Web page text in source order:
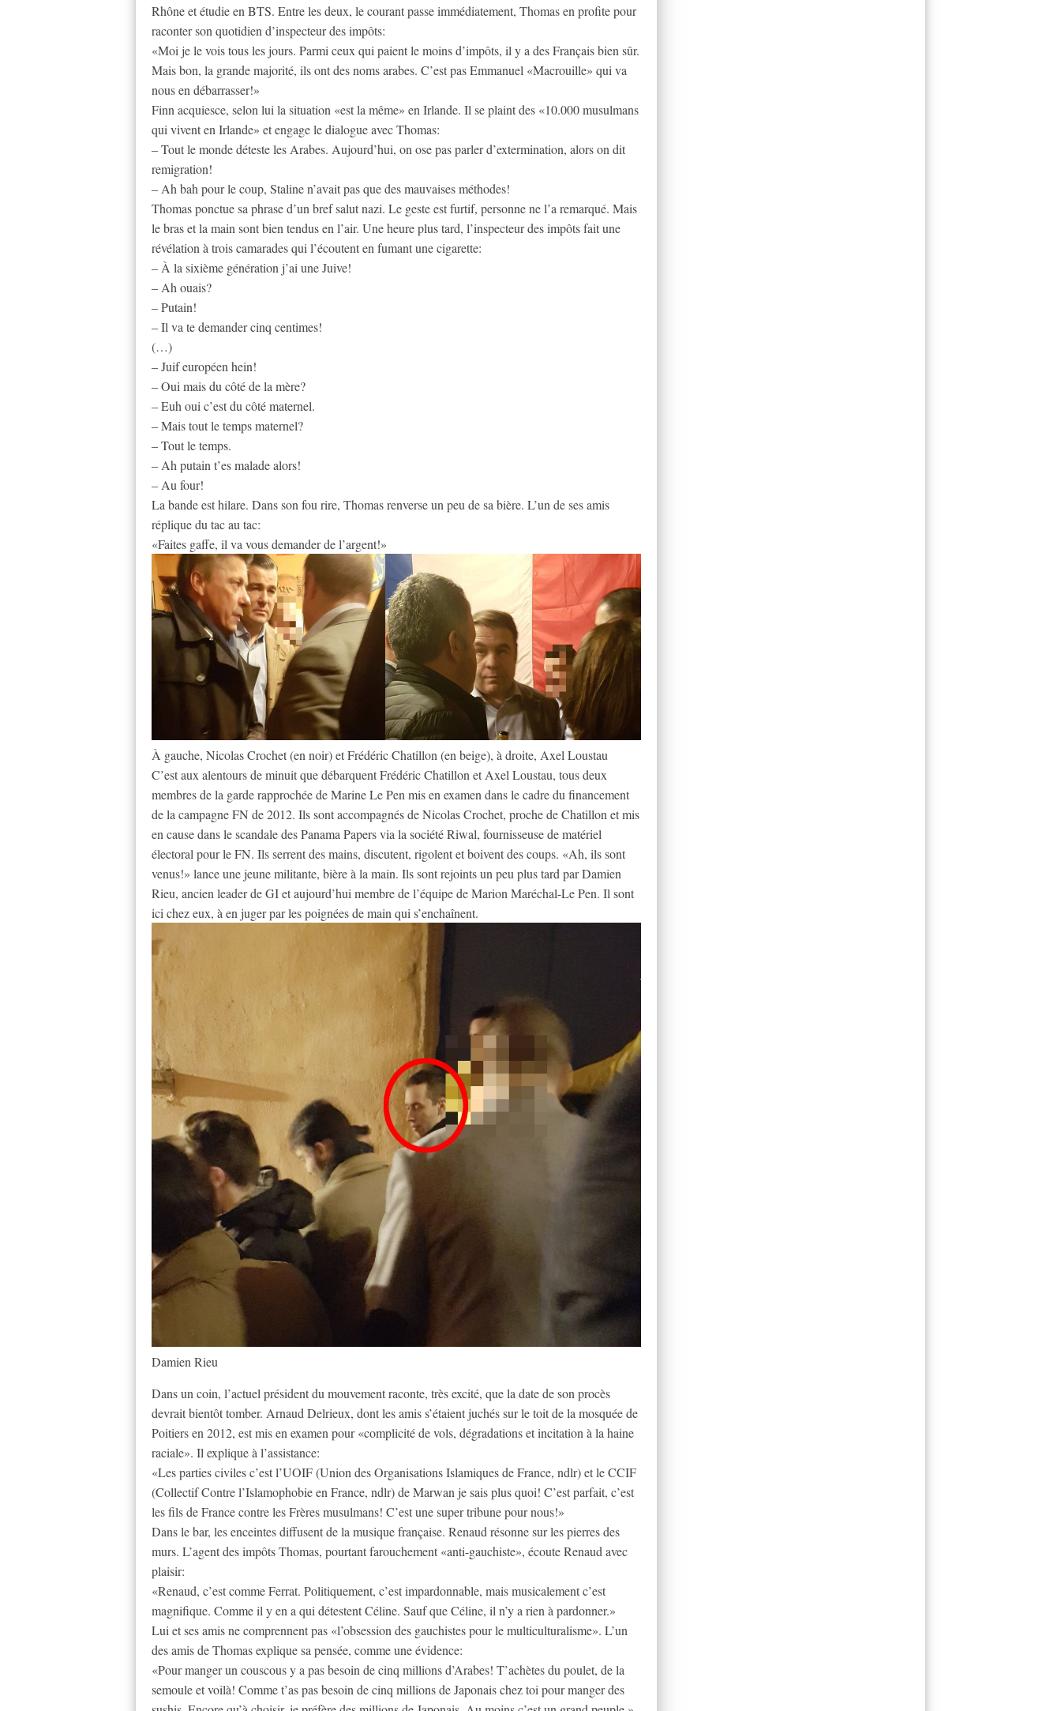
Rhône et étudie en BTS. Entre les deux, le courant passe immédiatement, Thomas en profite pour
raconter son quotidien d’inspecteur des impôts:
«Moi je le vois tous les jours. Parmi ceux qui paient le moins d’impôts, il y a des Français bien sûr.
Mais bon, la grande majorité, ils ont des noms arabes. C’est pas Emmanuel «Macrouille» qui va
nous en débarrasser!»
Finn acquiesce, selon lui la situation «est la même» en Irlande. Il se plaint des «10.000 musulmans
qui vivent en Irlande» et engage le dialogue avec Thomas:
– Tout le monde déteste les Arabes. Aujourd’hui, on ose pas parler d’extermination, alors on dit
remigration!
– Ah bah pour le coup, Staline n’avait pas que des mauvaises méthodes!
Thomas ponctue sa phrase d’un bref salut nazi. Le geste est furtif, personne ne l’a remarqué. Mais
le bras et la main sont bien tendus en l’air. Une heure plus tard, l’inspecteur des impôts fait une
révélation à trois camarades qui l’écoutent en fumant une cigarette:
– À la sixième génération j’ai une Juive!
– Ah ouais?
– Putain!
– Il va te demander cinq centimes!
(…)
– Juif européen hein!
– Oui mais du côté de la mère?
– Euh oui c’est du côté maternel.
– Mais tout le temps maternel?
– Tout le temps.
– Ah putain t’es malade alors!
– Au four!
La bande est hilare. Dans son fou rire, Thomas renverse un peu de sa bière. L’un de ses amis
réplique du tac au tac:
«Faites gaffe, il va vous demander de l’argent!»
À gauche, Nicolas Crochet (en noir) et Frédéric Chatillon (en beige), à droite, Axel Loustau
C’est aux alentours de minuit que débarquent Frédéric Chatillon et Axel Loustau, tous deux
membres de la garde rapprochée de Marine Le Pen mis en examen dans le cadre du financement
de la campagne FN de 2012. Ils sont accompagnés de Nicolas Crochet, proche de Chatillon et mis
en cause dans le scandale des Panama Papers via la société Riwal, fournisseuse de matériel
électoral pour le FN. Ils serrent des mains, discutent, rigolent et boivent des coups. «Ah, ils sont
venus!» lance une jeune militante, bière à la main. Ils sont rejoints un peu plus tard par Damien
Rieu, ancien leader de GI et aujourd’hui membre de l’équipe de Marion Maréchal-Le Pen. Il sont
ici chez eux, à en juger par les poignées de main qui s’enchaînent.
Damien Rieu
Dans un coin, l’actuel président du mouvement raconte, très excité, que la date de son procès
devrait bientôt tomber. Arnaud Delrieux, dont les amis s’étaient juchés sur le toit de la mosquée de
Poitiers en 2012, est mis en examen pour «complicité de vols, dégradations et incitation à la haine
raciale». Il explique à l’assistance:
«Les parties civiles c’est l’UOIF (Union des Organisations Islamiques de France, ndlr) et le CCIF
(Collectif Contre l’Islamophobie en France, ndlr) de Marwan je sais plus quoi! C’est parfait, c’est
les fils de France contre les Frères musulmans! C’est une super tribune pour nous!»
Dans le bar, les enceintes diffusent de la musique française. Renaud résonne sur les pierres des
murs. L’agent des impôts Thomas, pourtant farouchement «anti-gauchiste», écoute Renaud avec
plaisir:
«Renaud, c’est comme Ferrat. Politiquement, c’est impardonnable, mais musicalement c’est
magnifique. Comme il y en a qui détestent Céline. Sauf que Céline, il n’y a rien à pardonner.»
Lui et ses amis ne comprennent pas «l’obsession des gauchistes pour le multiculturalisme». L’un
des amis de Thomas explique sa pensée, comme une évidence:
«Pour manger un couscous y a pas besoin de cinq millions d’Arabes! T’achètes du poulet, de la
semoule et voilà! Comme t’as pas besoin de cinq millions de Japonais chez toi pour manger des